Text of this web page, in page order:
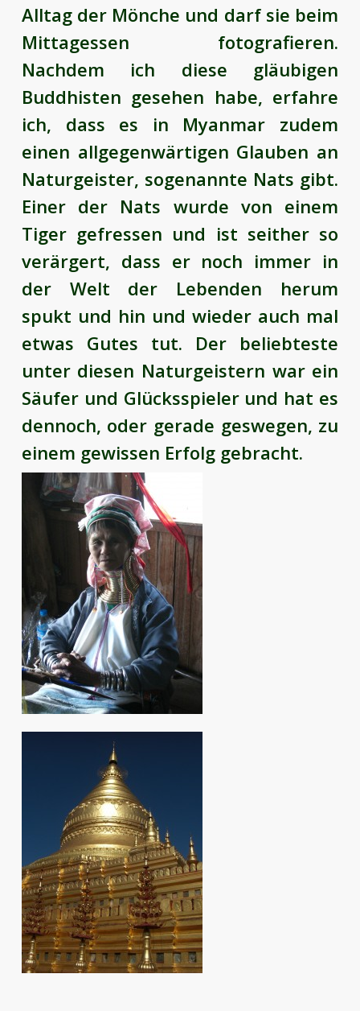
Alltag der Mönche und darf sie beim
Mittagessen fotografieren.
Nachdem ich diese gläubigen
Buddhisten gesehen habe, erfahre
ich, dass es in Myanmar zudem
einen allgegenwärtigen Glauben an
Naturgeister, sogenannte Nats gibt.
Einer der Nats wurde von einem
Tiger gefressen und ist seither so
verärgert, dass er noch immer in
der Welt der Lebenden herum
spukt und hin und wieder auch mal
etwas Gutes tut. Der beliebteste
unter diesen Naturgeistern war ein
Säufer und Glücksspieler und hat es
dennoch, oder gerade geswegen, zu
einem gewissen Erfolg gebracht.